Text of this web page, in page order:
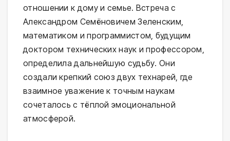
отношении к дому и семье. Встреча с
Александром Семёновичем Зеленским,
математиком и программистом, будущим
доктором технических наук и профессором,
определила дальнейшую судьбу. Они
создали крепкий союз двух технарей, где
взаимное уважение к точным наукам
сочеталось с тёплой эмоциональной
атмосферой.